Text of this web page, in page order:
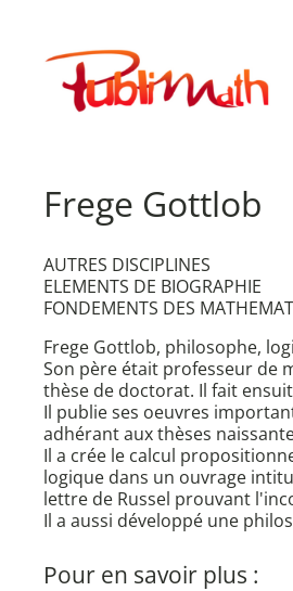
contenuPublimath
Frege Gottlob
AUTRES DISCIPLINES
ELEMENTS DE BIOGRAPHIE
FONDEMENTS DES
Frege Gottlob, philosophe,
Son père était professeur de
thèse de doctorat. Il fait
Il publie ses oeuvres
adhérant aux thèses
Il a crée le calcul
logique dans un ouvrage
lettre de Russel prouvant
Il a aussi développé une
Pour en savoir plus :